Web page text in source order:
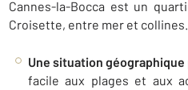
Cannes-la-Bocca est un
Croisette, entre mer et
Une situation
facile aux plages et aux